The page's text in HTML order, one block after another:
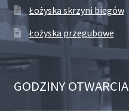
Łożyska skrzyni biegów
Łożyska przegubowe
GODZINY OTWARCIA